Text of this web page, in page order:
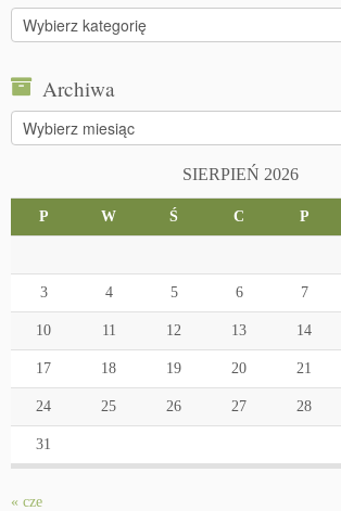
Kategorie
Archiwa
Archiwa
SIERPIEŃ 2026
P W Ś C P
3 4 5 6 7
10 11 12 13 14
17 18 19 20 21
24 25 26 27 28
31
« cze